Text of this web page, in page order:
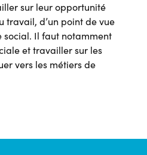
sur leur opportunité
travail, d’un point de vue
Il faut notamment
et travailler sur les
vers les métiers de